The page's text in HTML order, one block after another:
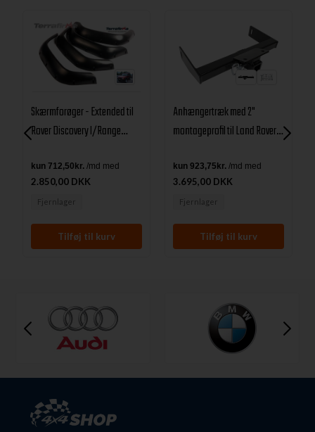
Skærmforøger - Extended til
Rover Discovery I/Range
2.850,00 DKK
Fjernlager
Anhængertræk med 2"
montageprofil til Land Rover
3.695,00 DKK
Fjernlager